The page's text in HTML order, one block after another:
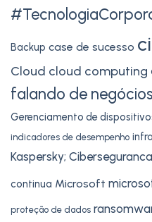
Backup case de sucesso
Cloud cloud computing
falando de negócios
Gerenciamento de
indicadores de desempenho
Kaspersky;
continua Microsoft
proteção de dados